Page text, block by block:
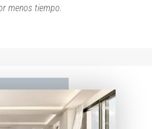
menos tiempo.